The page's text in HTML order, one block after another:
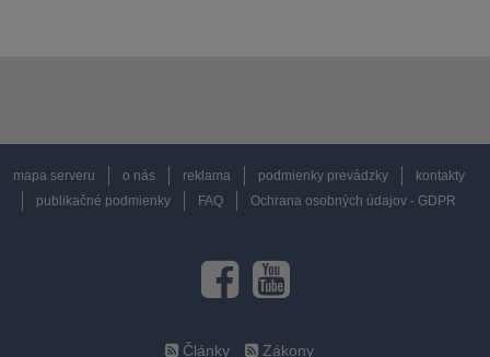
mapa serveru o nás reklama podmienky prevádzky
kontakty
publikačné podmienky
FAQ Ochrana osobných údajov - GDPR
Články Zákony